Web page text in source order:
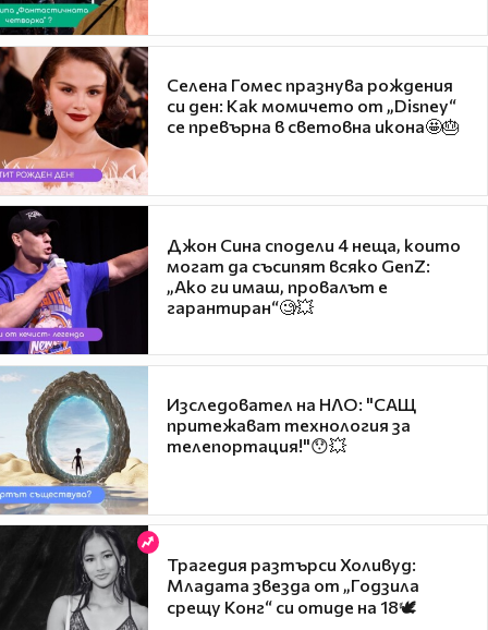
Селена Гомес празнува рождения
си ден: Как момичето от „Disney“
се превърна в световна икона🤩🎂
Джон Сина сподели 4 неща, които
могат да съсипят всяко GenZ:
„Ако ги имаш, провалът е
гарантиран“🧐💥
Изследовател на НЛО: "САЩ
притежават технология за
телепортация!"😯💥
Трагедия разтърси Холивуд:
Младата звезда от „Годзила
срещу Конг“ си отиде на 18🕊️